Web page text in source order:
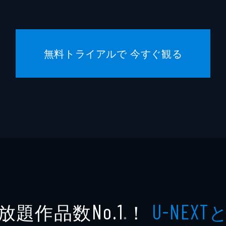
無料トライアルで 今すぐ観る
題作品数No.1 ※ ！ U-NEXT